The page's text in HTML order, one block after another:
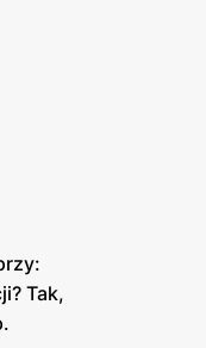
Tak,